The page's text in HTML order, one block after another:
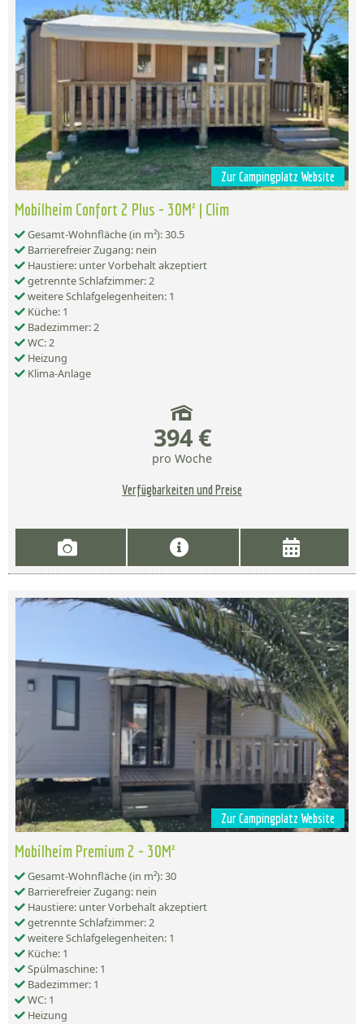
Zur Campingplatz Website
Mobilheim Confort 2 Plus - 30M² | Clim
Gesamt-Wohnfläche (in m²): 30.5
Barrierefreier Zugang: nein
Haustiere: unter Vorbehalt akzeptiert
getrennte Schlafzimmer: 2
weitere Schlafgelegenheiten: 1
Küche: 1
Badezimmer: 2
WC: 2
Heizung
Klima-Anlage
394 €
pro Woche
Verfügbarkeiten und Preise
Zur Campingplatz Website
Mobilheim Premium 2 - 30M²
Gesamt-Wohnfläche (in m²): 30
Barrierefreier Zugang: nein
Haustiere: unter Vorbehalt akzeptiert
getrennte Schlafzimmer: 2
weitere Schlafgelegenheiten: 1
Küche: 1
Spülmaschine: 1
Badezimmer: 1
WC: 1
Heizung